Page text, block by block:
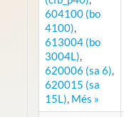
604100 (bo
4100),
613004 (bo
3004L),
620006 (sa 6),
620015 (sa
15L), Més »